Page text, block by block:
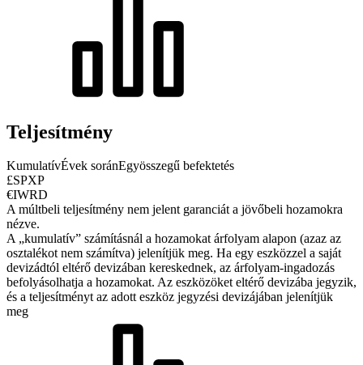
Teljesítmény
KumulatívÉvek soránEgyösszegű befektetés
£SPXP
€IWRD
A múltbeli teljesítmény nem jelent garanciát a jövőbeli hozamokra
nézve.
A „kumulatív” számításnál a hozamokat árfolyam alapon (azaz az
osztalékot nem számítva) jelenítjük meg. Ha egy eszközzel a saját
devizádtól eltérő devizában kereskednek, az árfolyam-ingadozás
befolyásolhatja a hozamokat. Az eszközöket eltérő devizába jegyzik,
és a teljesítményt az adott eszköz jegyzési devizájában jelenítjük
meg